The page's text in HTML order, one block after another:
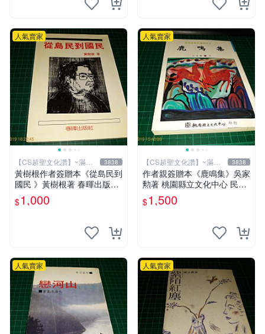
人氣賣家
【CS超聖文化讚】~滿千
元送運
3838
黃樹根作者簽贈本《從島民到
國民 》黃樹根著 春暉出版社
民國78年出版 扉頁有斑 【C
S 超聖文化讚】
$1,000
人氣賣家
【CS超聖文化讚】~滿千
元送運
3838
作者親簽贈本《鹿鳴集》吳家
勲著 桃園縣立文化中心 民國
85年初版 8成新 【CS超聖文
化讚】
$1,500
人氣賣家 人氣賣家